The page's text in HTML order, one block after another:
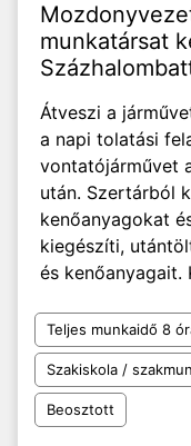
munkatársat
Átveszi a
a napi tolatási
vontatójárművet
után. Szertárból
kenőanyagokat
kiegészíti,
és kenőanyagait.
Teljes munkaidő 8
Szakiskola /
Beosztott